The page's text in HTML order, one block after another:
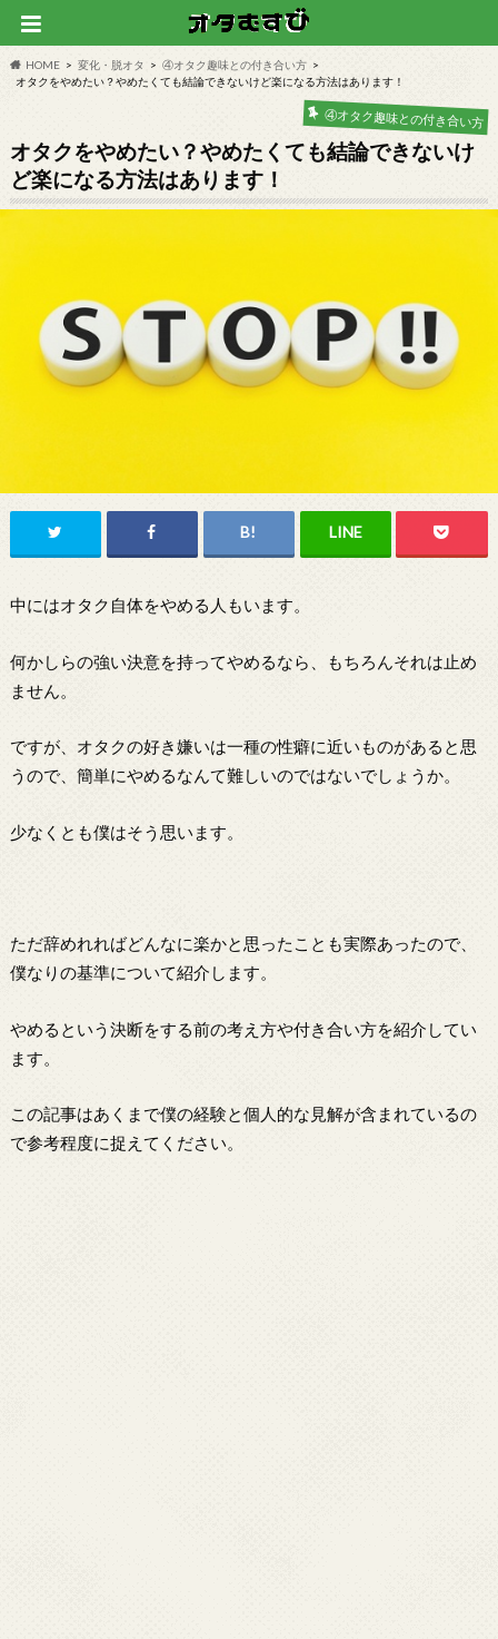
HOME 変化・脱オタ
④オタク趣味との付き合い方
オタクをやめたい？やめたくても結論できないけど楽になる方法はあります！
④オタク趣味との付き合い方
オタクをやめたい？やめたくても結論できないけ
ど楽になる方法はあります！
中にはオタク自体をやめる人もいます。
何かしらの強い決意を持ってやめるなら、もちろんそれは止め
ません。
ですが、オタクの好き嫌いは一種の性癖に近いものがあると思
うので、簡単にやめるなんて難しいのではないでしょうか。
少なくとも僕はそう思います。
ただ辞めれればどんなに楽かと思ったことも実際あったので、
僕なりの基準について紹介します。
やめるという決断をする前の考え方や付き合い方を紹介してい
ます。
この記事はあくまで僕の経験と個人的な見解が含まれているの
で参考程度に捉えてください。